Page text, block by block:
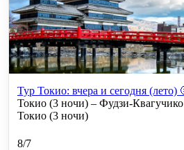
Тур Токио: вчера и сегодня (лето)
Токио (3 ночи) – Фудзи-
Токио (3 ночи)
8/7